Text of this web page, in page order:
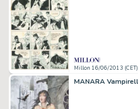
Millon 16/06/2013 (CET)